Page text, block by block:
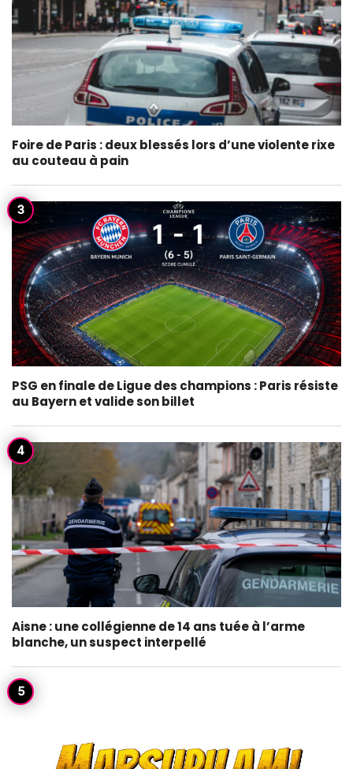
Foire de Paris : deux blessés lors d’une violente rixe
au couteau à pain
PSG en finale de Ligue des champions : Paris résiste
au Bayern et valide son billet
Aisne : une collégienne de 14 ans tuée à l’arme
blanche, un suspect interpellé